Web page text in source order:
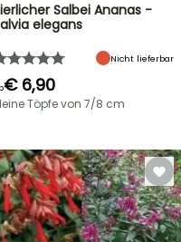
Salbei Ananas -
elegans
Nicht lieferbar
€ 6,90
Töpfe von 7/8 cm